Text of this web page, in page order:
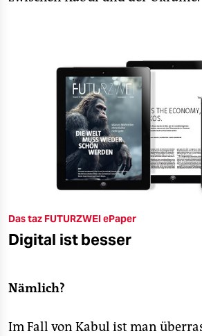
Das taz FUTURZWEI ePaper
Digital ist besser
Nämlich?
Im Fall von Kabul ist man